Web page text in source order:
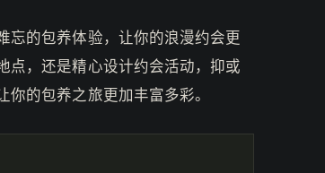
忘的包养体验，让你的浪漫约会更
点，还是精心设计约会活动，抑或
的包养之旅更加丰富多彩。